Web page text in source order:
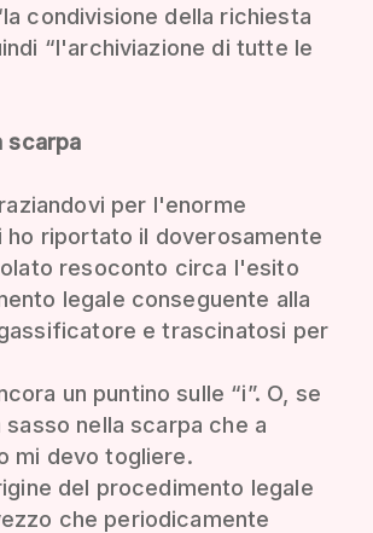
condivisione della richiesta
“l'archiviazione di tutte le
scarpa
per l'enorme
ho riportato il doverosamente
resoconto circa l'esito
legale conseguente alla
e trascinatosi per
un puntino sulle “i”. O, se
nella scarpa che a
mi devo togliere.
del procedimento legale
che periodicamente